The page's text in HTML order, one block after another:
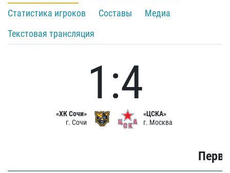
Статистика игроков
Составы
Медиа
Текстовая трансляция
«ХК Сочи»
г. Сочи
1:4
«ЦСКА»
г. Москва